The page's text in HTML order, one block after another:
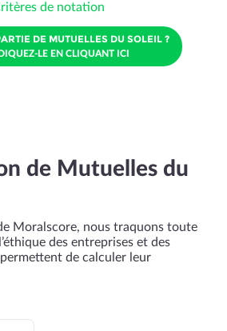
de notation
DE MUTUELLES DU SOLEIL ?
LE EN CLIQUANT ICI
de Mutuelles du
Moralscore, nous traquons toute
des entreprises et des
de calculer leur